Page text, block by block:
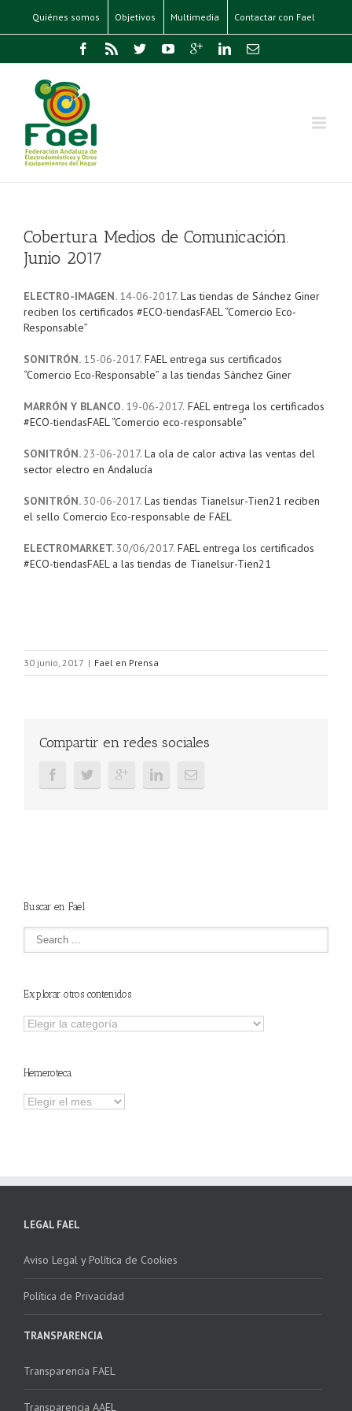
Quiénes somos Objetivos Multimedia Contactar con Fael
Cobertura Medios de Comunicación.
Junio 2017
ELECTRO-IMAGEN. 14-06-2017. Las tiendas de Sánchez Giner
reciben los certificados #ECO-tiendasFAEL “Comercio Eco-
Responsable”
SONITRÓN. 15-06-2017. FAEL entrega sus certificados
“Comercio Eco-Responsable” a las tiendas Sánchez Giner
MARRÓN Y BLANCO. 19-06-2017. FAEL entrega los certificados
#ECO-tiendasFAEL “Comercio eco-responsable”
SONITRÓN.23-06-2017. La ola de calor activa las ventas del
sector electro en Andalucía
SONITRÓN. 30-06-2017. Las tiendas Tianelsur-Tien21 reciben
el sello Comercio Eco-responsable de FAEL
ELECTROMARKET. 30/06/2017. FAEL entrega los certificados
#ECO-tiendasFAEL a las tiendas de Tianelsur-Tien21
30 junio, 2017 | Fael en Prensa
Compartir en redes sociales
Buscar en Fael
Explorar otros contenidos
Explorar
Hemeroteca
Hemeroteca
LEGAL FAEL
Aviso Legal y Política de Cookies
Política de Privacidad
TRANSPARENCIA
Transparencia FAEL
Transparencia AAEL